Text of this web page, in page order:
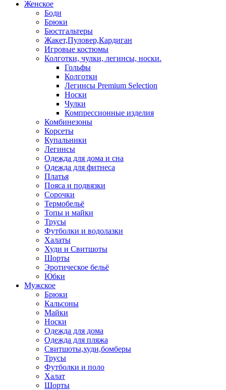
Женское
Боди
Брюки
Бюстгальтеры
Жакет,Пуловер,Кардиган
Игровые костюмы
Колготки, чулки, легинсы, носки.
Гольфы
Колготки
Легинсы Premium Selection
Носки
Чулки
Компрессионные изделия
Комбинезоны
Корсеты
Купальники
Легинсы
Одежда для дома и сна
Одежда для фитнеса
Платья
Пояса и подвязки
Сорочки
Термобельё
Топы и майки
Трусы
Футболки и водолазки
Халаты
Худи и Свитшоты
Шорты
Эротическое бельё
Юбки
Мужское
Брюки
Кальсоны
Майки
Носки
Одежда для дома
Одежда для пляжа
Свитшоты,худи,бомберы
Трусы
Футболки и поло
Халат
Шорты